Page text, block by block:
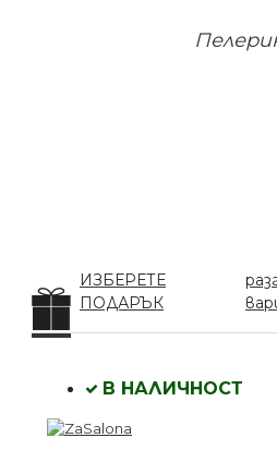
ИЗБЕРЕТЕ
ПОДАРЪК
В НАЛИЧНОСТ